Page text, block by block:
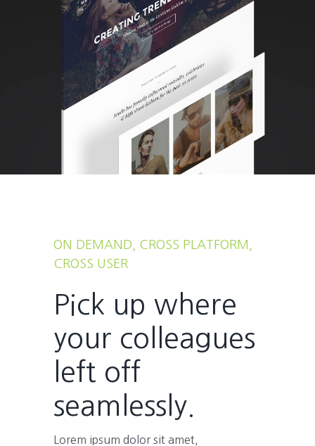
ON DEMAND, CROSS PLATFORM,
CROSS USER
Pick up where
your colleagues
left off
seamlessly.
Lorem ipsum dolor sit amet,